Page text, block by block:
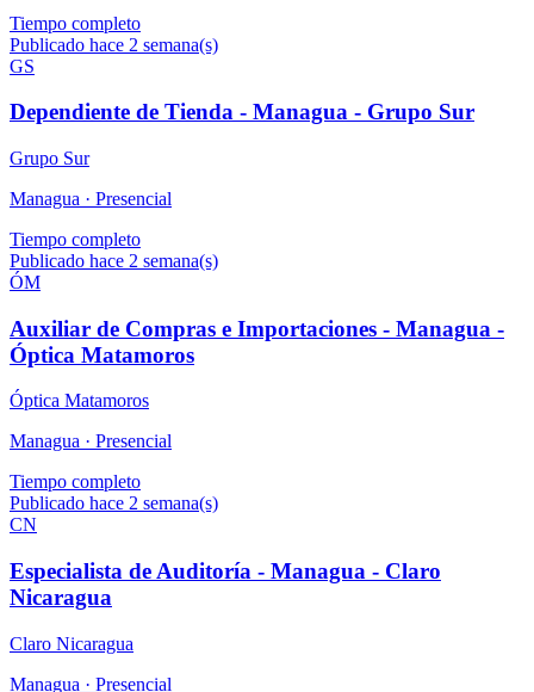
Tiempo completo
Publicado hace 2 semana(s)
GS
Dependiente de Tienda - Managua - Grupo Sur
Grupo Sur
Managua · Presencial
Tiempo completo
Publicado hace 2 semana(s)
ÓM
Auxiliar de Compras e Importaciones - Managua -
Óptica Matamoros
Óptica Matamoros
Managua · Presencial
Tiempo completo
Publicado hace 2 semana(s)
CN
Especialista de Auditoría - Managua - Claro
Nicaragua
Claro Nicaragua
Managua · Presencial